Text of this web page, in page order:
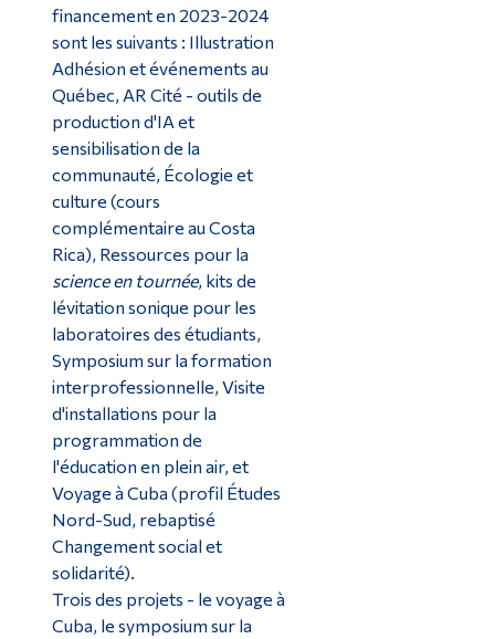
financement en 2023-2024
sont les suivants : Illustration
Adhésion et événements au
Québec, AR Cité - outils de
production d'IA et
sensibilisation de la
communauté, Écologie et
culture (cours
complémentaire au Costa
Rica), Ressources pour la
science en tournée, kits de
lévitation sonique pour les
laboratoires des étudiants,
Symposium sur la formation
interprofessionnelle, Visite
d'installations pour la
programmation de
l'éducation en plein air, et
Voyage à Cuba (profil Études
Nord-Sud, rebaptisé
Changement social et
solidarité).
Trois des projets - le voyage à
Cuba, le symposium sur la